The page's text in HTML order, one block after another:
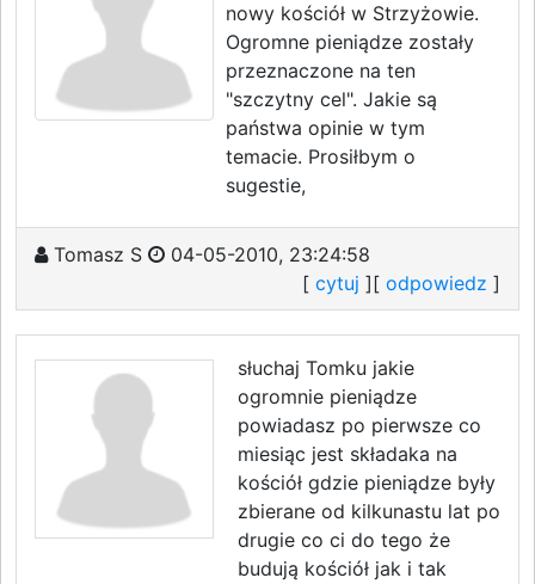
nowy kościół w Strzyżowie.
Ogromne pieniądze zostały
przeznaczone na ten
"szczytny cel". Jakie są
państwa opinie w tym
temacie. Prosiłbym o
sugestie,
Tomasz S
04-05-2010, 23:24:58
[ cytuj ][ odpowiedz ]
słuchaj Tomku jakie
ogromnie pieniądze
powiadasz po pierwsze co
miesiąc jest składaka na
kościół gdzie pieniądze były
zbierane od kilkunastu lat po
drugie co ci do tego że
budują kościół jak i tak